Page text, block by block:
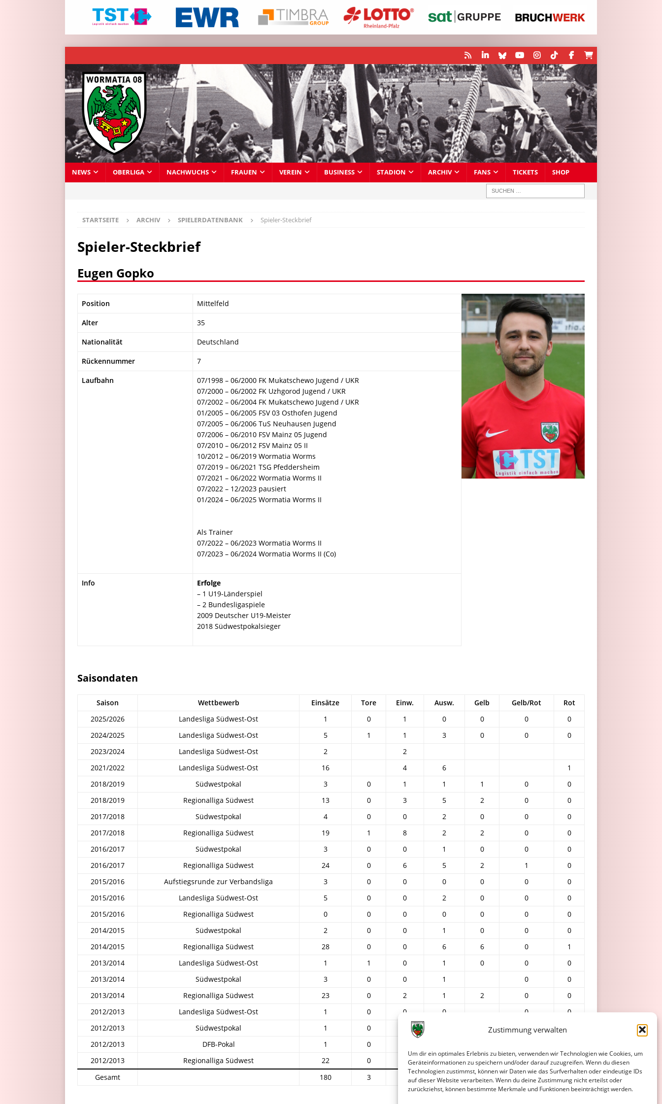
Zustimmung verwalten
Um dir ein optimales Erlebnis zu bieten, verwenden wir Technologien wie Cookies, um
Geräteinformationen zu speichern und/oder darauf zuzugreifen. Wenn du diesen
Technologien zustimmst, können wir Daten wie das Surfverhalten oder eindeutige IDs
auf dieser Website verarbeiten. Wenn du deine Zustimmung nicht erteilst oder
zurückziehst, können bestimmte Merkmale und Funktionen beeinträchtigt werden.
NEWS OBERLIGA NACHWUCHS FRAUEN VEREIN BUSINESS STADION ARCHIV FANS TICKETS SHOP
STARTSEITE ARCHIV SPIELERDATENBANK Spieler-Steckbrief
Spieler-Steckbrief
Eugen Gopko
Position Mittelfeld
Alter 35
Nationalität Deutschland
Rückennummer 7
Laufbahn
07/1998 – 06/2000 FK Mukatschewo Jugend / UKR
07/2000 – 06/2002 FK Uzhgorod Jugend / UKR
07/2002 – 06/2004 FK Mukatschewo Jugend / UKR
01/2005 – 06/2005 FSV 03 Osthofen Jugend
07/2005 – 06/2006 TuS Neuhausen Jugend
07/2006 – 06/2010 FSV Mainz 05 Jugend
07/2010 – 06/2012 FSV Mainz 05 II
10/2012 – 06/2019 Wormatia Worms
07/2019 – 06/2021 TSG Pfeddersheim
07/2021 – 06/2022 Wormatia Worms II
07/2022 – 12/2023 pausiert
01/2024 – 06/2025 Wormatia Worms II
Als Trainer
07/2022 – 06/2023 Wormatia Worms II
07/2023 – 06/2024 Wormatia Worms II (Co)
Info
Erfolge
– 1 U19-Länderspiel
– 2 Bundesligaspiele
2009 Deutscher U19-Meister
2018 Südwestpokalsieger
Saisondaten
Saison Wettbewerb Einsätze Tore Einw. Ausw. Gelb Gelb/Rot
Rot
2025/2026
Landesliga Südwest-Ost 1 0 1 0 0 0
0
2024/2025
Landesliga Südwest-Ost 5 1 1 3 0 0
0
2023/2024
Landesliga Südwest-Ost 2
2
2021/2022
Landesliga Südwest-Ost 16 4 6
1
2018/2019
Südwestpokal 3 0 1 1 1 0
0
2018/2019
Regionalliga Südwest 13 0 3 5 2 0
0
2017/2018
Südwestpokal 4 0 0 2 0 0
0
2017/2018
Regionalliga Südwest 19 1 8 2 2 0
0
2016/2017
Südwestpokal 3 0 0 1 0 0
0
2016/2017
Regionalliga Südwest 24 0 6 5 2 1
0
2015/2016
Aufstiegsrunde zur Verbandsliga 3 0 0 0 0 0
0
2015/2016
Landesliga Südwest-Ost 5 0 0 2 0 0
0
2015/2016
Regionalliga Südwest 0 0 0 0 0 0
0
2014/2015
Südwestpokal 2 0 0 1 0 0
0
2014/2015
Regionalliga Südwest 28 0 0 6 6 0
1
2013/2014
Landesliga Südwest-Ost 1 1 0 1 0 0
0
2013/2014
Südwestpokal 3 0 0 1 0
0
2013/2014
Regionalliga Südwest 23 0 2 1 2 0
0
2012/2013
Landesliga Südwest-Ost 1 0 0 0 0
0
2012/2013
Südwestpokal 1 0 0
2012/2013
DFB-Pokal 1 0
2012/2013
Regionalliga Südwest 22 0 4 3 0
0
Gesamt
180 3 31 41 18 1 2